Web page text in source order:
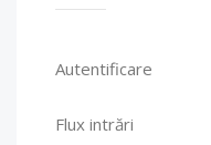
Autentificare
Flux intrări